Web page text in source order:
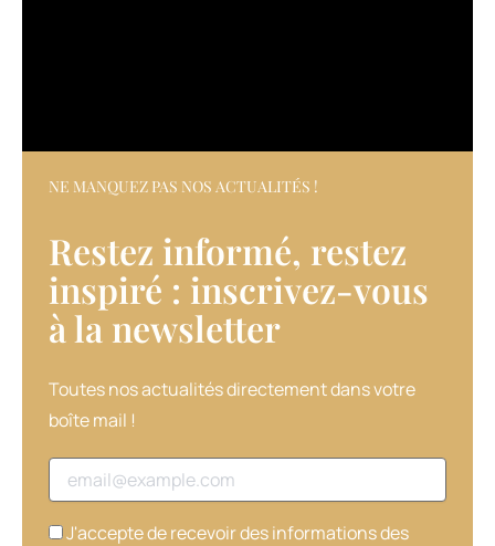
par
son
humour,
mais
aussi
une
désarmante.
programme
workshop/défilé
intitulé
NE MANQUEZ PAS NOS ACTUALITÉS !
Restez informé, restez
inspiré : inscrivez-vous
à la newsletter​
Toutes nos actualités directement dans votre
boîte mail !
Adresse email
J'accepte de recevoir des informations des